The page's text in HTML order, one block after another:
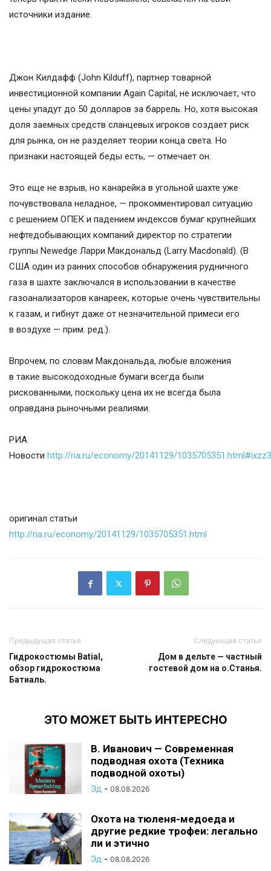
источники издание.
Джон Килдафф (John Kilduff), партнер товарной
инвестиционной компании Again Capital, не исключает, что
цены упадут до 50 долларов за баррель. Но, хотя высокая
доля заемных средств сланцевых игроков создает риск
для рынка, он не разделяет теории конца света. Но
признаки настоящей беды есть, — отмечает он.
Это еще не взрыв, но канарейка в угольной шахте уже
почувствовала неладное, — прокомментировал ситуацию
с решением ОПЕК и падением индексов бумаг крупнейших
нефтедобывающих компаний директор по стратегии
группы Newedge Ларри Макдональд (Larry Macdonald). (В
США один из ранних способов обнаружения рудничного
газа в шахте заключался в использовании в качестве
газоанализаторов канареек, которые очень чувствительны
к газам, и гибнут даже от незначительной примеси его
в воздухе — прим. ред.).
Впрочем, по словам Макдональда, любые вложения
в такие высокодоходные бумаги всегда были
рискованными, поскольку цена их не всегда была
оправдана рыночными реалиями.
РИА
Новости http://ria.ru/economy/20141129/
оригинал статьи
http://ria.ru/economy/20141129/1035705351.html
Предыдущая статья
Гидрокостюмы Batial,
обзор гидрокостюма
Батиаль.
Следующая статья
Дом в дельте — частный
гостевой дом на о.Станья.
ЭТО МОЖЕТ БЫТЬ ИНТЕРЕСНО
В. Иванович — Современная
подводная охота (Техника
подводной охоты)
Эд - 08.08.2026
Охота на тюленя-медоеда и
другие редкие трофеи: легально
ли и этично
Эд - 08.08.2026